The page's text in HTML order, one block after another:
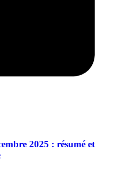
2025 : résumé et